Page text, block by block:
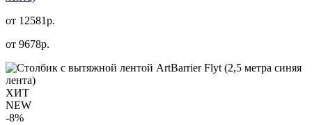
от 12581р.
от 9678р.
ХИТ
NEW
-8%